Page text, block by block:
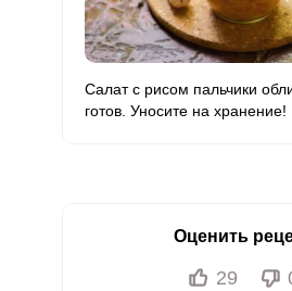
Салат с рисом пальчики
готов. Уносите на хранение!
Оценить
29